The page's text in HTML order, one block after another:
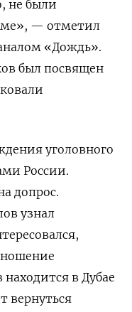
не были
— отметил
«Дождь».
был посвящен
уголовного
России.
допрос.
узнал
в Дубае
вернуться